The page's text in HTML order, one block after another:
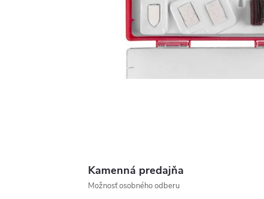
Kamenná predajňa
Možnosť osobného odberu